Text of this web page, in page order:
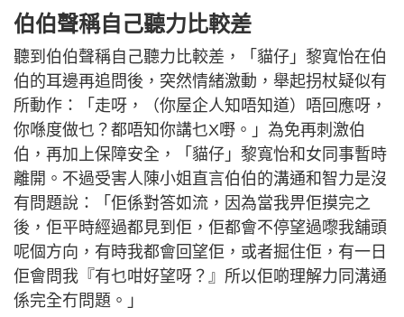
伯伯聲稱自己聽力比較差
聽到伯伯聲稱自己聽力比較差，「貓仔」黎寬怡在伯
伯的耳邊再追問後，突然情緒激動，舉起拐杖疑似有
所動作：「走呀，（你屋企人知唔知道）唔回應呀，
你喺度做乜？都唔知你講乜X嘢。」為免再刺激伯
伯，再加上保障安全，「貓仔」黎寬怡和女同事暫時
離開。不過受害人陳小姐直言伯伯的溝通和智力是沒
有問題說：「佢係對答如流，因為當我畀佢摸完之
後，佢平時經過都見到佢，佢都會不停望過嚟我舖頭
呢個方向，有時我都會回望佢，或者掘住佢，有一日
佢會問我『有乜咁好望呀？』所以佢啲理解力同溝通
係完全冇問題。」